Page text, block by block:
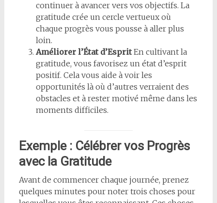
continuer à avancer vers vos objectifs. La
gratitude crée un cercle vertueux où
chaque progrès vous pousse à aller plus
loin.
Améliorer l’État d’EspritEn cultivant la
gratitude, vous favorisez un état d’esprit
positif. Cela vous aide à voir les
opportunités là où d’autres verraient des
obstacles et à rester motivé même dans les
moments difficiles.
Exemple : Célébrer vos Progrès
avec la Gratitude
Avant de commencer chaque journée, prenez
quelques minutes pour noter trois choses pour